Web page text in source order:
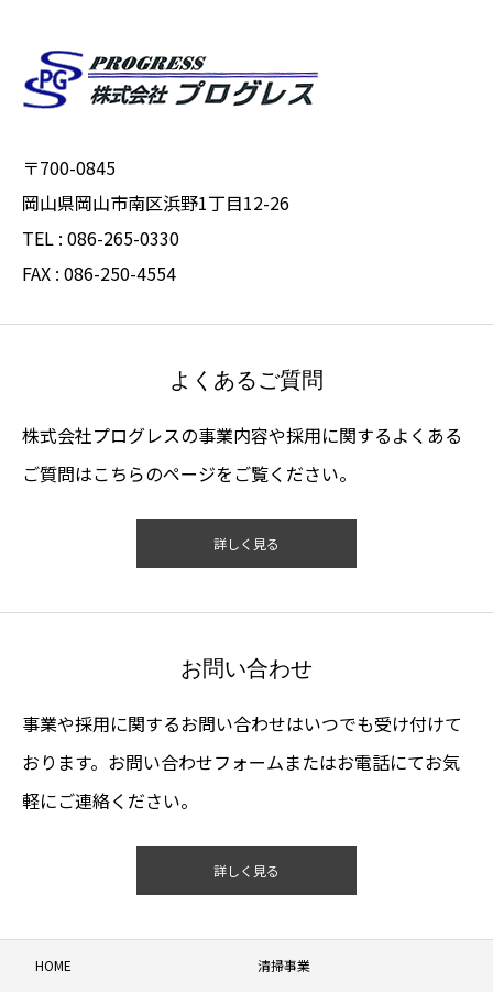
〒700-0845
岡山県岡山市南区浜野1丁目12-26
TEL : 086-265-0330
FAX : 086-250-4554
よくあるご質問
株式会社プログレスの事業内容や採用に関するよくある
ご質問はこちらのページをご覧ください。
詳しく見る
お問い合わせ
事業や採用に関するお問い合わせはいつでも受け付けて
おります。お問い合わせフォームまたはお電話にてお気
軽にご連絡ください。
詳しく見る
HOME 清掃事業